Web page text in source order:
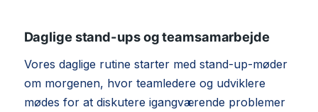
Daglige stand-ups og teamsamarbejde
Vores daglige rutine starter med stand-up-møder
om morgenen, hvor teamledere og udviklere
mødes for at diskutere igangværende problemer